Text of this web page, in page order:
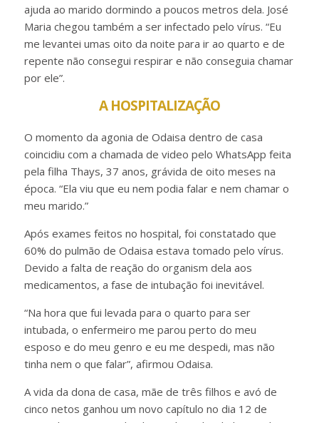
ajuda ao marido dormindo a poucos metros dela. José
Maria chegou também a ser infectado pelo vírus. “Eu
me levantei umas oito da noite para ir ao quarto e de
repente não consegui respirar e não conseguia chamar
por ele”.
A HOSPITALIZAÇÃO
O momento da agonia de Odaisa dentro de casa
coincidiu com a chamada de video pelo WhatsApp feita
pela filha Thays, 37 anos, grávida de oito meses na
época. “Ela viu que eu nem podia falar e nem chamar o
meu marido.”
Após exames feitos no hospital, foi constatado que
60% do pulmão de Odaisa estava tomado pelo vírus.
Devido a falta de reação do organism dela aos
medicamentos, a fase de intubação foi inevitável.
“Na hora que fui levada para o quarto para ser
intubada, o enfermeiro me parou perto do meu
esposo e do meu genro e eu me despedi, mas não
tinha nem o que falar”, afirmou Odaisa.
A vida da dona de casa, mãe de três filhos e avó de
cinco netos ganhou um novo capítulo no dia 12 de